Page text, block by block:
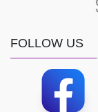
FOLLOW US